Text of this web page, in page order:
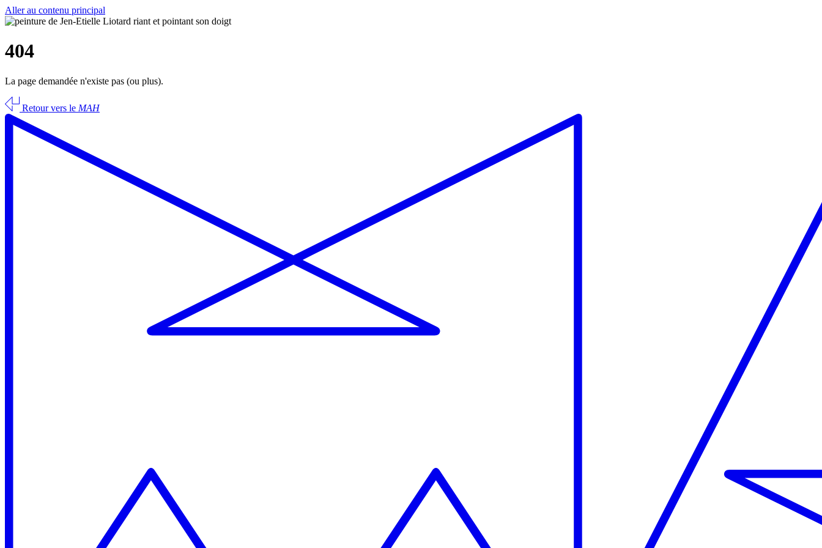
Aller au contenu principal
404
La page demandée n'existe pas (ou plus).
Retour vers le MAH